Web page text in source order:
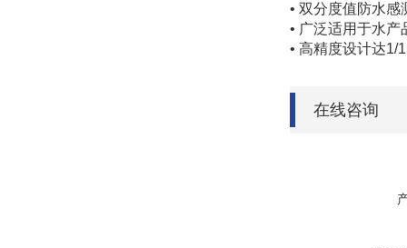
• 双分度值防水感
• 广泛适用于水产
• 高精度设计达1/
在线咨询